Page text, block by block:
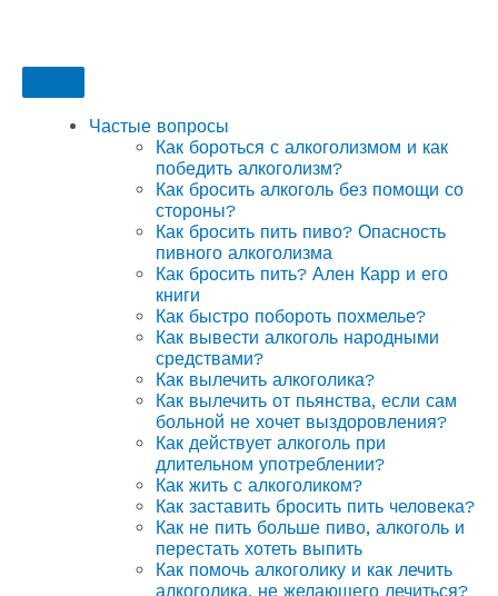
Частые вопросы
Как бороться с алкоголизмом и как
победить алкоголизм?
Как бросить алкоголь без помощи со
стороны?
Как бросить пить пиво? Опасность
пивного алкоголизма
Как бросить пить? Ален Карр и его
книги
Как быстро побороть похмелье?
Как вывести алкоголь народными
средствами?
Как вылечить алкоголика?
Как вылечить от пьянства, если сам
больной не хочет выздоровления?
Как действует алкоголь при
длительном употреблении?
Как жить с алкоголиком?
Как заставить бросить пить человека?
Как не пить больше пиво, алкоголь и
перестать хотеть выпить
Как помочь алкоголику и как лечить
алкоголика, не желающего лечиться?